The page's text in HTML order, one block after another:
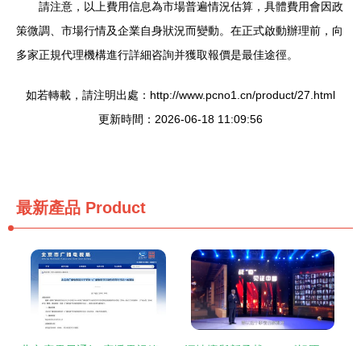
請注意，以上費用信息為市場普遍情況估算，具體費用會因政
策微調、市場行情及企業自身狀況而變動。在正式啟動辦理前，向
多家正規代理機構進行詳細咨詢并獲取報價是最佳途徑。
如若轉載，請注明出處：http://www.pcno1.cn/product/27.html
更新時間：2026-06-18 11:09:56
最新產品 Product